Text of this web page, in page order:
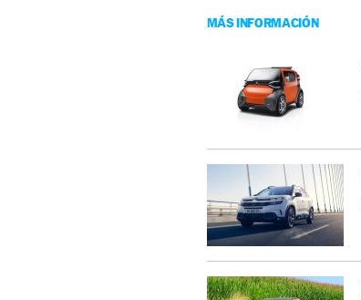
MÁS INFORMACIÓN